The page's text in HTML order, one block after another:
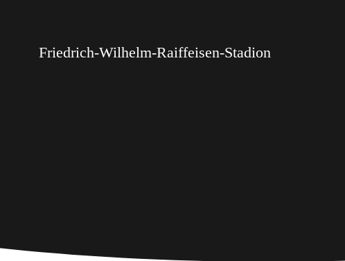
Friedrich-Wilhelm-Raiffeisen-Stadion